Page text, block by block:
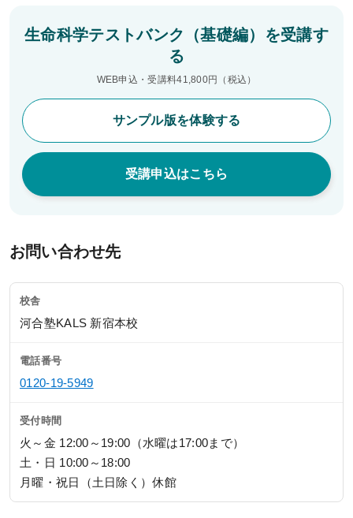
システム環境
WEBサイトご利用環境
eラーニング推奨環境
テストバンク・テストエンジン推奨環境
利用規約
教材等転売に関する禁止のお願い
生命科学テストバンク（基礎編）を受講す
る
WEB申込・受講料41,800円（税込）
サンプル版を体験する
受講申込はこちら
お問い合わせ先
校舎
河合塾KALS 新宿本校
電話番号
0120-19-5949
受付時間
火～金 12:00～19:00（水曜は17:00まで）
土・日 10:00～18:00
月曜・祝日（土日除く）休館